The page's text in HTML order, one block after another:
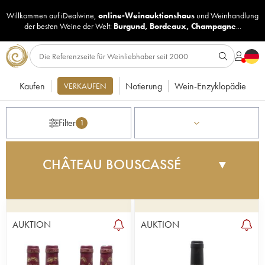
Willkommen auf iDealwine, online-Weinauktionshaus undWeinhandlung
der besten Weine der Welt: Burgund, Bordeaux, Champagne...
Kaufen VERKAUFEN Notierung Wein-Enzyklopädie
Filter 1
CHÂTEAU BOUSCASSÉ ▼
Château Montus leitet. 1979 verlässt Alain Brumont
das Familiengut Château Bouscassé und kauft
Château Montus. Er überarbeitet den Weinberg
komplett (andere Unterlags-Reben, ausgewählte
AUKTION AUKTION